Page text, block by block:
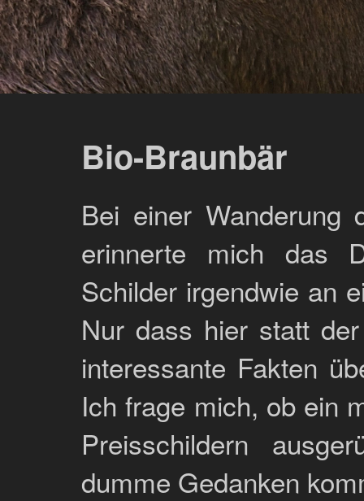
Bio-Braunbär
Bei einer Wanderung
erinnerte mich das
Schilder irgendwie an
Nur dass hier statt
interessante Fakten
Ich frage mich, ob ein
Preisschildern
dumme Gedanken